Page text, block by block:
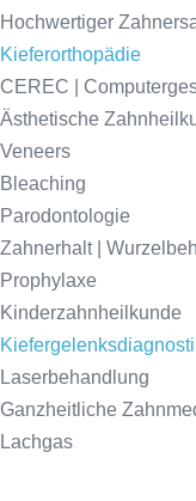
Hochwertiger
Kieferorthopädie
CEREC |
Ästhetische
Veneers
Bleaching
Parodontologie
Zahnerhalt |
Prophylaxe
Kinderzahnheilkunde
Laserbehandlung
Ganzheitliche
Lachgas